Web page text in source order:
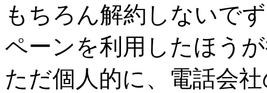
もちろん解約しないで
ペーンを利用したほう
ただ個人的に、電話会